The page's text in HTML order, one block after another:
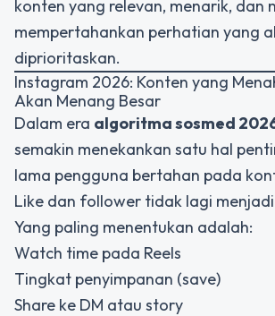
konten yang relevan, menarik, dan
mempertahankan perhatian yang
diprioritaskan.
Instagram 2026: Konten yang
Akan Menang Besar
Dalam era algoritma sosmed
semakin menekankan satu hal
lama pengguna bertahan pada
Like dan follower tidak lagi
Yang paling menentukan adalah:
Watch time pada Reels
Tingkat penyimpanan (save)
Share ke DM atau story